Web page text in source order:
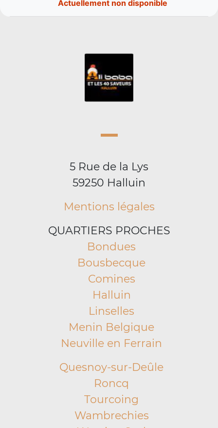
Actuellement non disponible
5 Rue de la Lys
59250 Halluin
Mentions légales
QUARTIERS PROCHES
Bondues
Bousbecque
Comines
Halluin
Linselles
Menin Belgique
Neuville en Ferrain
Quesnoy-sur-Deûle
Roncq
Tourcoing
Wambrechies